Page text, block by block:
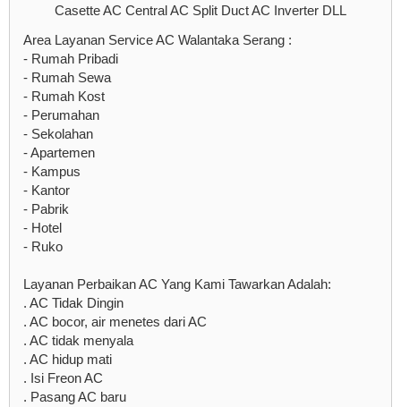
Casette AC Central AC Split Duct AC Inverter DLL
Area Layanan Service AC Walantaka Serang :
- Rumah Pribadi
- Rumah Sewa
- Rumah Kost
- Perumahan
- Sekolahan
- Apartemen
- Kampus
- Kantor
- Pabrik
- Hotel
- Ruko
Layanan Perbaikan AC Yang Kami Tawarkan Adalah:
. AC Tidak Dingin
. AC bocor, air menetes dari AC
. AC tidak menyala
. AC hidup mati
. Isi Freon AC
. Pasang AC baru